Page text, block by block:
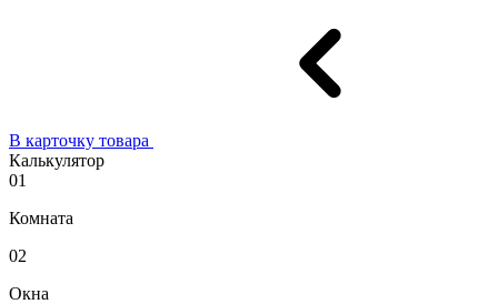
В карточку товара
Калькулятор
01
Комната
02
Окна